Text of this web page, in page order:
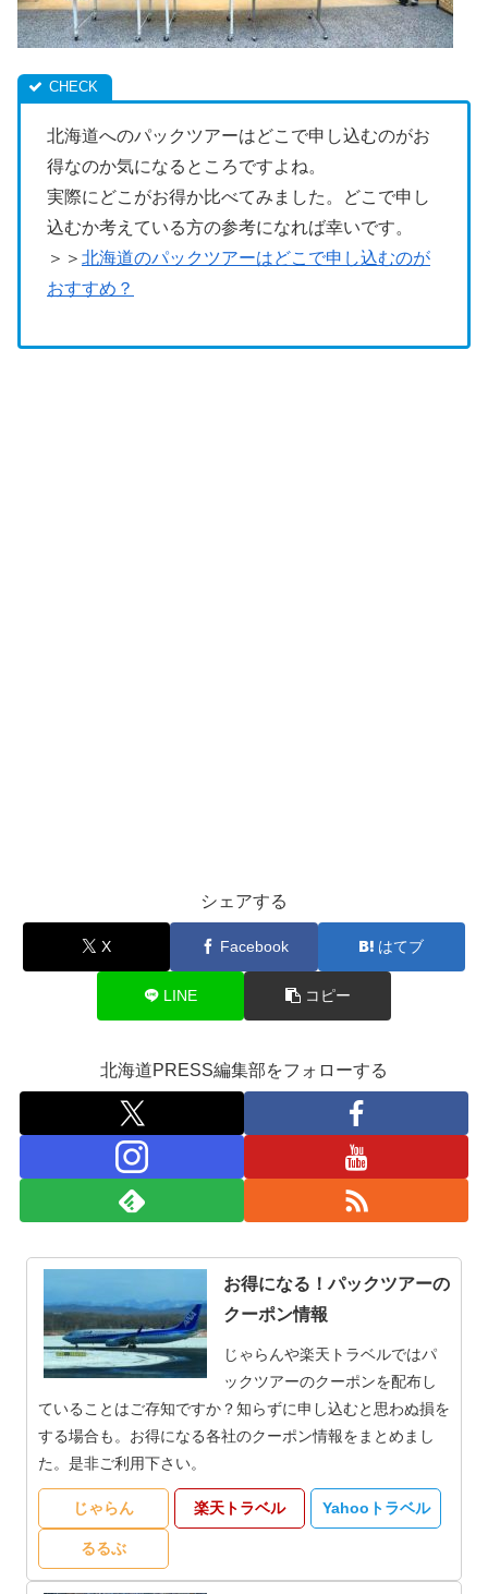
北海道へのパックツアーはどこで申し込むのがお
得なのか気になるところですよね。
実際にどこがお得か比べてみました。どこで申し
込むか考えている方の参考になれば幸いです。
＞＞ 北海道のパックツアーはどこで申し込むのが
おすすめ？
シェアする
X Facebook はてブ
LINE コピー
北海道PRESS編集部をフォローする
お得になる！パックツアーの
クーポン情報
じゃらんや楽天トラベルではパ
ックツアーのクーポンを配布し
ていることはご存知ですか？知らずに申し込むと思わぬ損を
する場合も。お得になる各社のクーポン情報をまとめまし
た。是非ご利用下さい。
じゃらん 楽天トラベル Yahooトラベル
るるぶ